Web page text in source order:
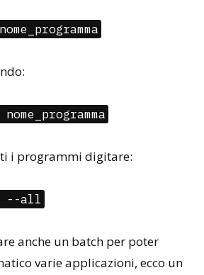
i programmi digitare:
--all
anche un batch per poter
varie applicazioni, ecco un